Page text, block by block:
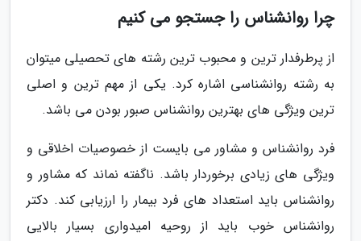
چرا روانشناس را جستجو می کنیم
از پرطرفدار ترین و محبوب ترین رشته های تحصیلی میتوان
به رشته روانشناسی اشاره کرد. یکی از مهم ترین و اصلی
ترین ویژگی های بهترین روانشناس صبور بودن می باشد.
فرد روانشناس و مشاور می بایست از خصوصیات اخلاقی و
ویژگی های زیادی برخوردار باشد. ناگفته نماند که مشاور و
روانشناس باید استعداد های فرد بیمار را ارزیابی کند. دکتر
روانشناس خوب باید از روحیه امیدواری بسیار بالایی